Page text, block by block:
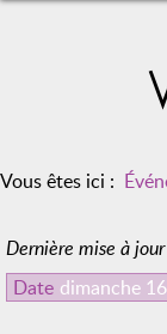
Vous êtes ici :
Dernière mise à
Date dimanche